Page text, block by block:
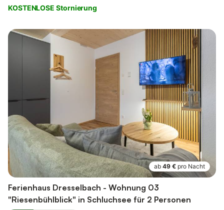
KOSTENLOSE Stornierung
ab 49 € pro Nacht
Ferienhaus Dresselbach - Wohnung 03
"Riesenbühlblick" in Schluchsee für 2 Personen